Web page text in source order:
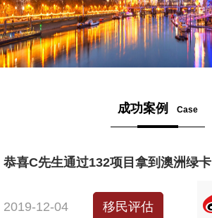
成功案例 Case
恭喜C先生通过132项目拿到澳洲绿卡
2019-12-04 移民评估